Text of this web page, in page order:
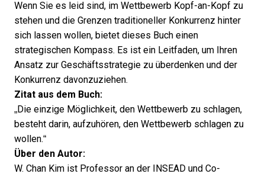
Wenn Sie es leid sind, im Wettbewerb Kopf-an-Kopf zu
stehen und die Grenzen traditioneller Konkurrenz hinter
sich lassen wollen, bietet dieses Buch einen
strategischen Kompass. Es ist ein Leitfaden, um Ihren
Ansatz zur Geschäftsstrategie zu überdenken und der
Konkurrenz davonzuziehen.
Zitat aus dem Buch:
„Die einzige Möglichkeit, den Wettbewerb zu schlagen,
besteht darin, aufzuhören, den Wettbewerb schlagen zu
wollen.“
Über den Autor:
W. Chan Kim ist Professor an der INSEAD und Co-